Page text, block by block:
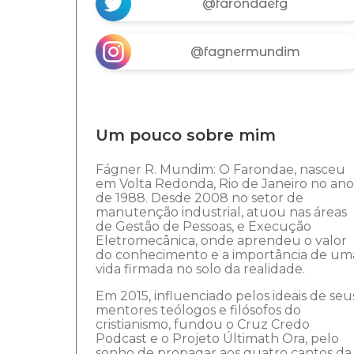
@farondaefg
@fagnermundim
Um pouco sobre mim
Fágner R. Mundim: O Farondae, nasceu
em Volta Redonda, Rio de Janeiro no ano
de 1988. Desde 2008 no setor de
manutenção industrial, atuou nas áreas
de Gestão de Pessoas, e Execução
Eletromecânica, onde aprendeu o valor
do conhecimento e a importância de
vida firmada no solo da realidade.
Em 2015, influenciado pelos ideais de
mentores teólogos e filósofos do
cristianismo, fundou o Cruz Credo
Podcast e o Projeto Últimath Ora, pelo